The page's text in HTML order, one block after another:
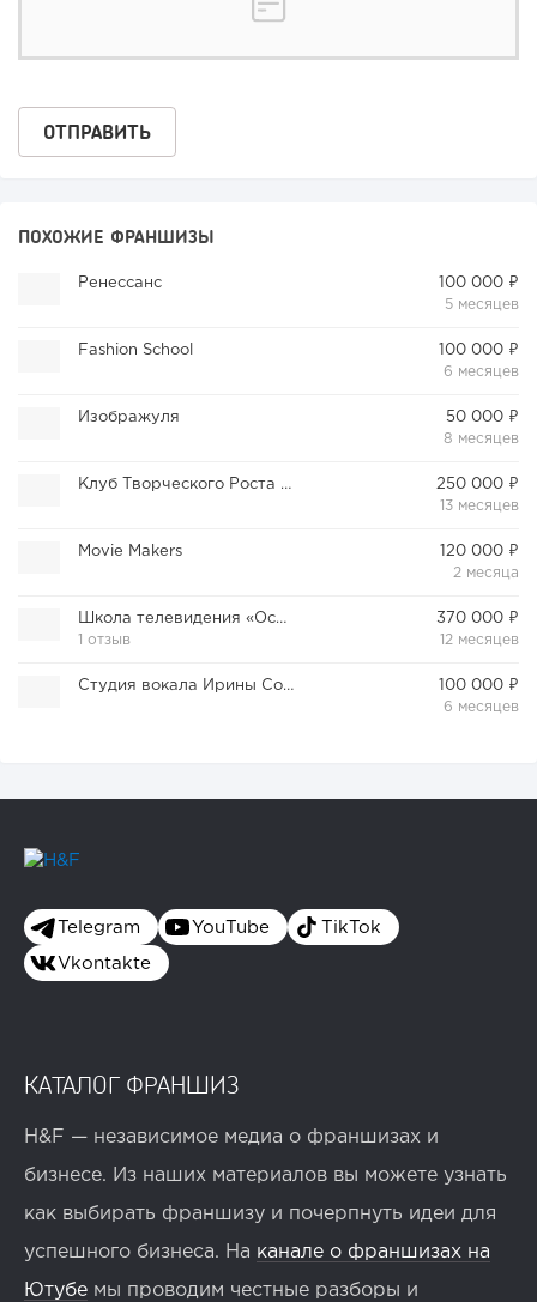
ПОХОЖИЕ ФРАНШИЗЫ
Ренессанс
100 000 ₽
5 месяцев
Fashion School
100 000 ₽
6 месяцев
Изображуля
50 000 ₽
8 месяцев
Клуб Творческого Роста «Red OAK»
250 000 ₽
13 месяцев
Movie Makers
120 000 ₽
2 месяца
Школа телевидения «Останкино-ТВ»
1 отзыв
370 000 ₽
12 месяцев
Студия вокала Ирины Сокериной
100 000 ₽
6 месяцев
Telegram YouTube TikTok
Vkontakte
КАТАЛОГ ФРАНШИЗ
H&F — независимое медиа о франшизах и
бизнесе. Из наших материалов вы можете узнать
как выбирать франшизу и почерпнуть идеи для
успешного бизнеса. На канале о франшизах на
Ютубе мы проводим честные разборы и